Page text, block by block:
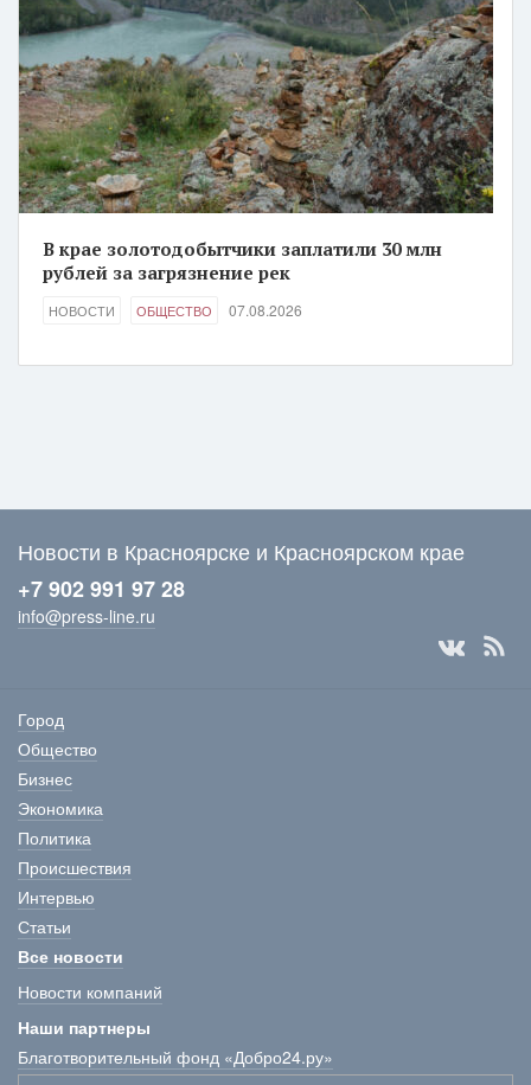
В крае золотодобытчики заплатили 30 млн
рублей за загрязнение рек
НОВОСТИ ОБЩЕСТВО 07.08.2026
Новости в Красноярске и Красноярском крае
+7 902 991 97 28
info@press-line.ru
Город
Общество
Бизнес
Экономика
Политика
Происшествия
Интервью
Статьи
Все новости
Новости компаний
Наши партнеры
Благотворительный фонд «Добро24.ру»